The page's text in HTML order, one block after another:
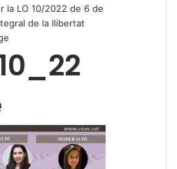
la LO 10/2022 de 6 de
de la llibertat